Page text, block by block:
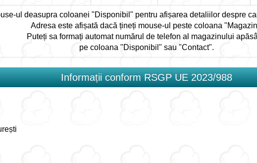
ul deasupra coloanei "Disponibil" pentru afișarea detaliilor despre
Adresa este afișată dacă țineți mouse-ul peste coloana
Puteți sa formați automat numărul de telefon al magazinului
pe coloana "Disponibil" sau "Contact".
Informații conform RSGP UE 2023/988